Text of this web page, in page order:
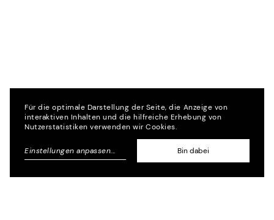
Für die optimale Darstellung der Seite, die Anzeige von
interaktiven Inhalten und die hilfreiche Erhebung von
Nutzerstatistiken verwenden wir Cookies.
Einstellungen anpassen... Bin dabei